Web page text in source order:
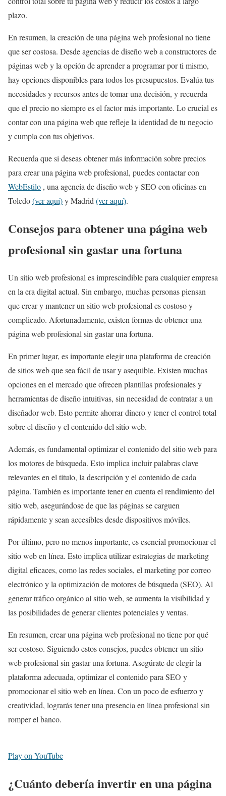
plazo.
En resumen, la creación de una página web profesional no tiene
que ser costosa. Desde agencias de diseño web a constructores de
páginas web y la opción de aprender a programar por ti mismo,
hay opciones disponibles para todos los presupuestos. Evalúa tus
necesidades y recursos antes de tomar una decisión, y recuerda
que el precio no siempre es el factor más importante. Lo crucial es
contar con una página web que refleje la identidad de tu negocio
y cumpla con tus objetivos.
Recuerda que si deseas obtener más información sobre precios
para crear una página web profesional, puedes contactar con
WebEstilo , una agencia de diseño web y SEO con oficinas en
Toledo(ver aquí)y Madrid(ver aquí).
Consejos para obtener una página web
profesional sin gastar una fortuna
Un sitio web profesional es imprescindible para cualquier empresa
en la era digital actual. Sin embargo, muchas personas piensan
que crear y mantener un sitio web profesional es costoso y
complicado. Afortunadamente, existen formas de obtener una
página web profesional sin gastar una fortuna.
En primer lugar, es importante elegir una plataforma de creación
de sitios web que sea fácil de usar y asequible. Existen muchas
opciones en el mercado que ofrecen plantillas profesionales y
herramientas de diseño intuitivas, sin necesidad de contratar a un
diseñador web. Esto permite ahorrar dinero y tener el control total
sobre el diseño y el contenido del sitio web.
Además, es fundamental optimizar el contenido del sitio web para
los motores de búsqueda. Esto implica incluir palabras clave
relevantes en el título, la descripción y el contenido de cada
página. También es importante tener en cuenta el rendimiento del
sitio web, asegurándose de que las páginas se carguen
rápidamente y sean accesibles desde dispositivos móviles.
Por último, pero no menos importante, es esencial promocionar el
sitio web en línea. Esto implica utilizar estrategias de marketing
digital eficaces, como las redes sociales, el marketing por correo
electrónico y la optimización de motores de búsqueda (SEO). Al
generar tráfico orgánico al sitio web, se aumenta la visibilidad y
las posibilidades de generar clientes potenciales y ventas.
En resumen, crear una página web profesional no tiene por qué
ser costoso. Siguiendo estos consejos, puedes obtener un sitio
web profesional sin gastar una fortuna. Asegúrate de elegir la
plataforma adecuada, optimizar el contenido para SEO y
promocionar el sitio web en línea. Con un poco de esfuerzo y
creatividad, lograrás tener una presencia en línea profesional sin
romper el banco.
Play on YouTube
¿Cuánto debería invertir en una página